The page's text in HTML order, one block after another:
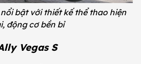
bật với thiết kế thể thao hiện
động cơ bền bỉ
Vegas S